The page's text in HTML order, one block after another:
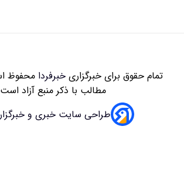
خبرفردامحفوظ است. استفاده از
با ذکر منبع آزاد است
خبری و خبرگزاری آسام